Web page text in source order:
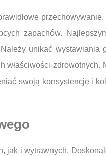
zapachów.
unikać wystawiania
właściwości zdrowotnych.
swoją konsystencję i
jak i wytrawnych.